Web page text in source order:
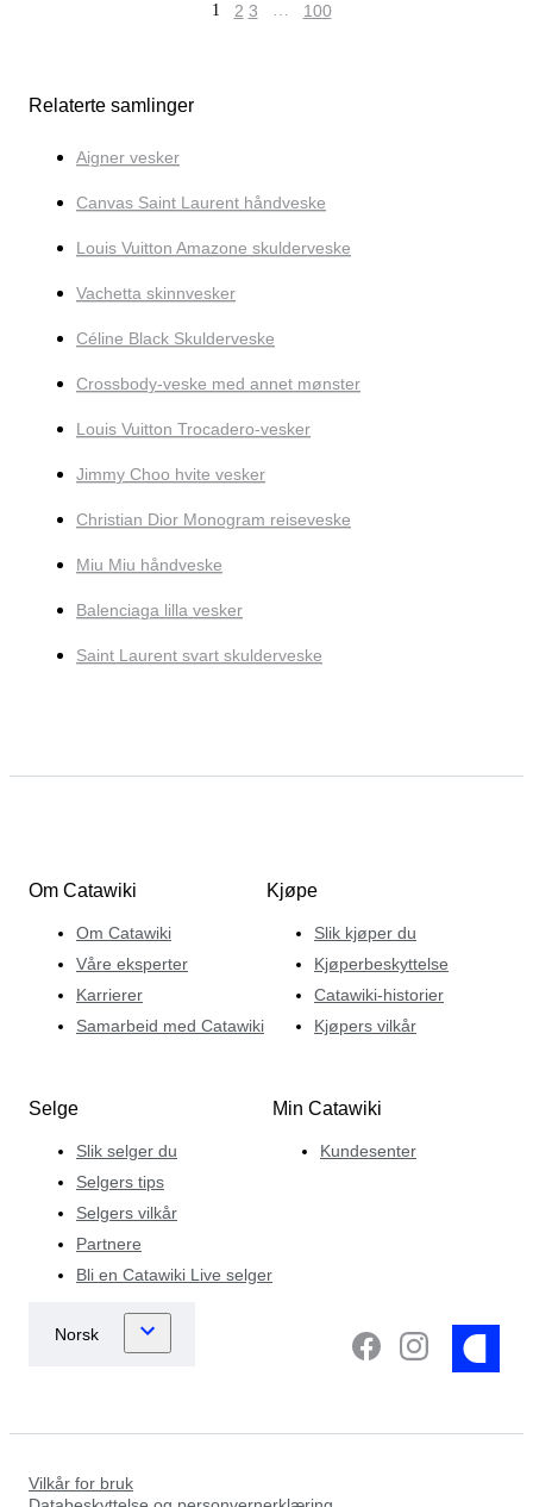
1 2 3 … 100
Relaterte samlinger
Aigner vesker
Canvas Saint Laurent håndveske
Louis Vuitton Amazone skulderveske
Vachetta skinnvesker
Céline Black Skulderveske
Crossbody-veske med annet mønster
Louis Vuitton Trocadero-vesker
Jimmy Choo hvite vesker
Christian Dior Monogram reiseveske
Miu Miu håndveske
Balenciaga lilla vesker
Saint Laurent svart skulderveske
Om Catawiki
Om Catawiki
Våre eksperter
Karrierer
Samarbeid med Catawiki
Kjøpe
Slik kjøper du
Kjøperbeskyttelse
Catawiki-historier
Kjøpers vilkår
Selge
Slik selger du
Selgers tips
Selgers vilkår
Partnere
Bli en Catawiki Live selger
Min Catawiki
Kundesenter
Vilkår for bruk